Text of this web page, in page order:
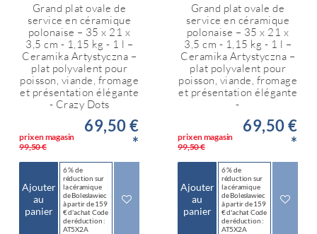
Grand plat ovale de
service en céramique
polonaise – 35 x 21 x
3,5 cm - 1,15 kg - 1 l –
Ceramika Artystyczna –
plat polyvalent pour
poisson, viande, fromage
et présentation élégante
- Crazy Dots
prix en magasin
99,50 €
69,50 €
*
Ajouter
au
panier
6 % de
réduction sur
la céramique
de Bolesławiec
à partir de 159
€ d'achat Code
de réduction :
AT5X2A
Grand plat ovale de
service en céramique
polonaise – 35 x 21 x
3,5 cm - 1,15 kg - 1 l –
Ceramika Artystyczna –
plat polyvalent pour
poisson, viande, fromage
et présentation élégante
-
prix en magasin
99,50 €
69,50 €
*
Ajouter
au
panier
6 % de
réduction sur
la céramique
de Bolesławiec
à partir de 159
€ d'achat Code
de réduction :
AT5X2A